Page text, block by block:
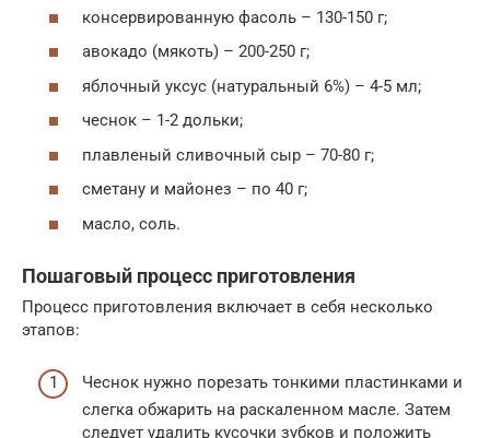
консервированную фасоль – 130-150 г;
авокадо (мякоть) – 200-250 г;
яблочный уксус (натуральный 6%) – 4-5 мл;
чеснок – 1-2 дольки;
плавленый сливочный сыр – 70-80 г;
сметану и майонез – по 40 г;
масло, соль.
Пошаговый процесс приготовления
Процесс приготовления включает в себя несколько
этапов:
Чеснок нужно порезать тонкими пластинками и
слегка обжарить на раскаленном масле. Затем
следует удалить кусочки зубков и положить